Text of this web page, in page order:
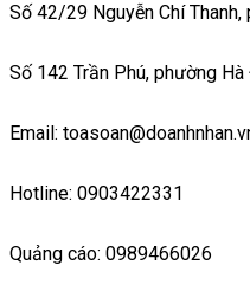
Số 42/29 Nguyễn Chí
Số 142 Trần Phú, phường
Email:
Hotline: 0903422331
Quảng cáo: 0989466026